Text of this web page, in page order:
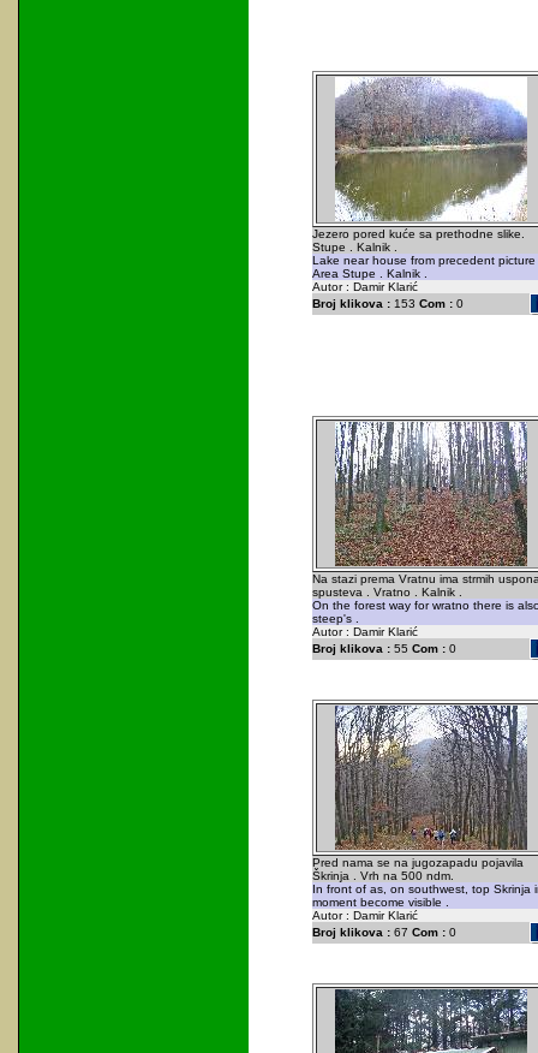
Jezero pored kuće sa prethodne slike.
Stupe . Kalnik .
Lake near house from precedent picture
Area Stupe . Kalnik .
Autor : Damir Klarić
Broj klikova :153 Com :0
Na stazi prema Vratnu ima strmih
spusteva . Vratno . Kalnik .
On the forest way for wratno there is
steep's .
Autor : Damir Klarić
Broj klikova :55 Com :0
Pred nama se na jugozapadu pojavila
Škrinja . Vrh na 500 ndm.
In front of as, on southwest, top Skrinja
moment become visible .
Autor : Damir Klarić
Broj klikova :67 Com :0